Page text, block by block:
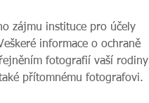
zájmu instituce pro účely
informace o ochraně
fotografií vaší rodiny
přítomnému fotografovi.